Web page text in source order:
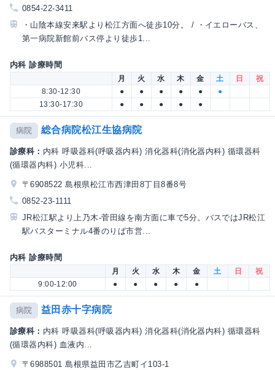
0854-22-3411
・山陰本線安来駅より松江方面へ徒歩10分。 / ・イエローバス、
第一病院新館前バス停より徒歩1...
内科 診療時間
月 火 水 木 金 土 日
祝
8:30-12:30
● ● ● ● ●
●
13:30-17:30
● ● ● ● ●
病院 総合病院松江生協病院
診療科： 内科 呼吸器科(呼吸器内科) 消化器科(消化器内科) 循環器科
(循環器内科) 小児科...
〒6908522 島根県松江市西津田8丁目8番8号
0852-23-1111
JR松江駅より上乃木-菅田線を南方面に車で5分。バスではJR松江
駅バスターミナル4番のりば市営...
内科 診療時間
月 火 水 木 金 土 日
祝
9:00-12:00
● ● ● ● ●
病院 益田赤十字病院
診療科： 内科 呼吸器科(呼吸器内科) 消化器科(消化器内科) 循環器科
(循環器内科) 血液内...
〒6988501 島根県益田市乙吉町イ103-1